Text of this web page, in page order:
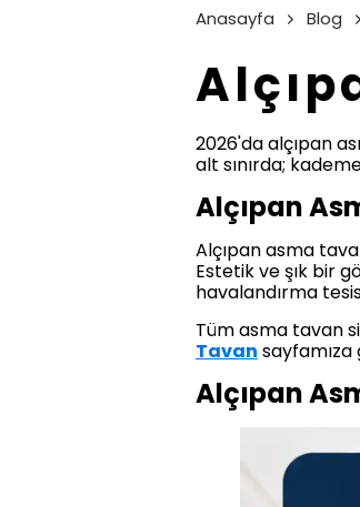
Anasayfa Blog
2026'da alçıpan
alt sınırda;
Alçıpan
Alçıpan asma
Estetik ve şık bir
havalandırma
Tüm asma tavan
Tavan sayfamıza
Alçıpan